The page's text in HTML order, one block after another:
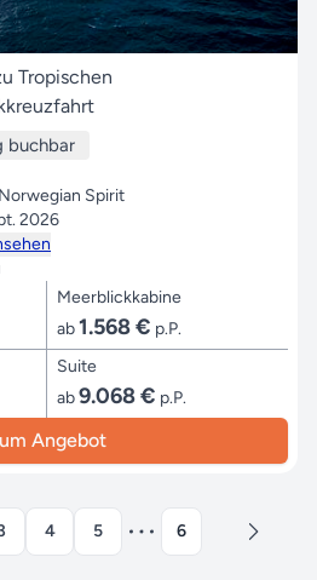
Tropischen
buchbar
Spirit
2026
Meerblickkabine
ab1.568 € p.P.
Suite
ab9.068 € p.P.
Angebot
4 5 6